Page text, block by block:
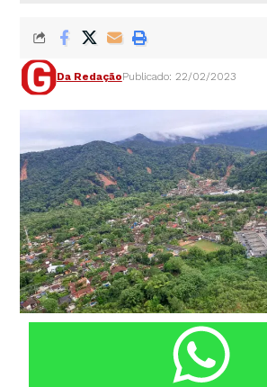
Da RedaçãoPublicado: 22/02/2023